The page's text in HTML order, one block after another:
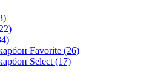
Favorite (26)
Select (17)